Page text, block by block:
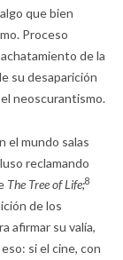
que bien
Proceso
de la
su desaparición
neoscurantismo.
el mundo salas
reclamando
The Tree of Life;8
de los
afirmar su valía,
si el cine, con